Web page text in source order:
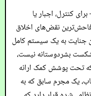
کنترل، اجبار یا
نقض‌های اخلاق
جنایت به یک سیستم کامل
بشردوستانه نیست،
تحت پوشش کمک ارائه
یک مجرم سابق که به